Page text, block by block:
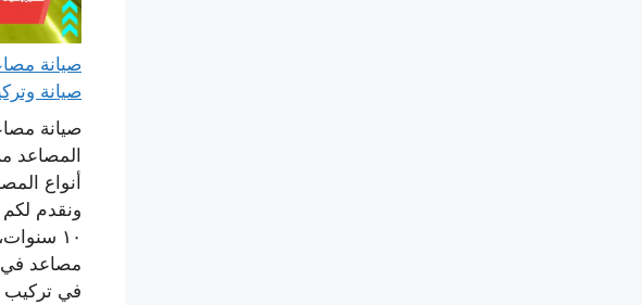
صيانة
صيانة
المصاعد
أنواع
ونقدم
١٠
مصاعد في
في تركيب